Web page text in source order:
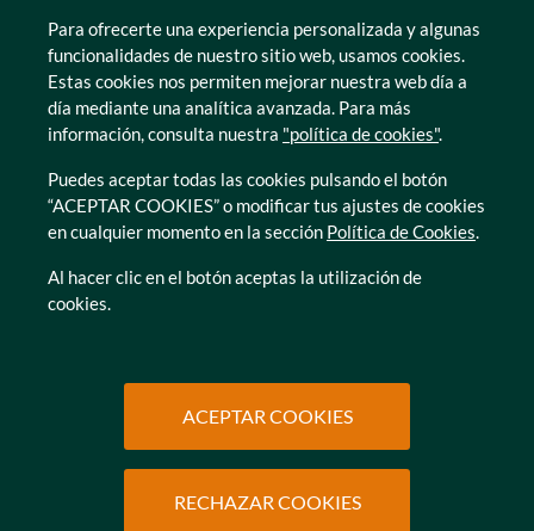
Murcia
Tarragona
Zamora
© Caser Residencial 2026
Para ofrecerte una experiencia personalizada y algunas
funcionalidades de nuestro sitio web, usamos cookies.
Estas cookies nos permiten mejorar nuestra web día a
día mediante una analítica avanzada. Para más
información, consulta nuestra "política de cookies".
Puedes aceptar todas las cookies pulsando el botón
“ACEPTAR COOKIES” o modificar tus ajustes de cookies
en cualquier momento en la sección Política de Cookies.
Al hacer clic en el botón aceptas la utilización de
cookies.
ACEPTAR COOKIES
RECHAZAR COOKIES